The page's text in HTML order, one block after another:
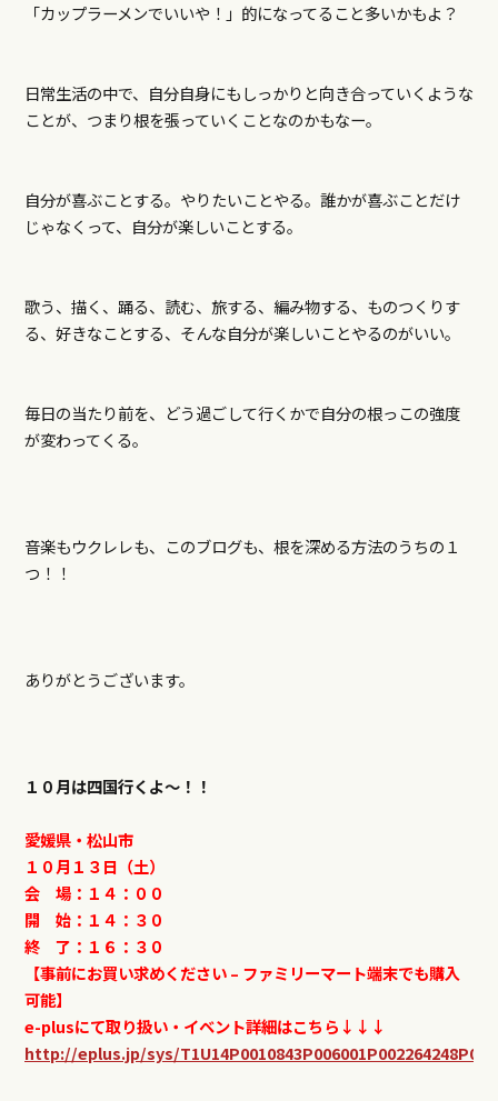
「カップラーメンでいいや！」的になってること多いかもよ？
日常生活の中で、自分自身にもしっかりと向き合っていくような
ことが、つまり根を張っていくことなのかもなー。
自分が喜ぶことする。やりたいことやる。誰かが喜ぶことだけ
じゃなくって、自分が楽しいことする。
歌う、描く、踊る、読む、旅する、編み物する、ものつくりす
る、好きなことする、そんな自分が楽しいことやるのがいい。
毎日の当たり前を、どう過ごして行くかで自分の根っこの強度
が変わってくる。
音楽もウクレレも、このブログも、根を深める方法のうちの１
つ！！
ありがとうございます。
１０月は四国行くよ〜！！
愛媛県・松山市
１０月１３日（土）
会 場：１４：００
開 始：１４：３０
終 了：１６：３０
【事前にお買い求めください – ファミリーマート端末でも購入
可能】
e-plusにて取り扱い・イベント詳細はこちら↓↓↓
http://eplus.jp/sys/